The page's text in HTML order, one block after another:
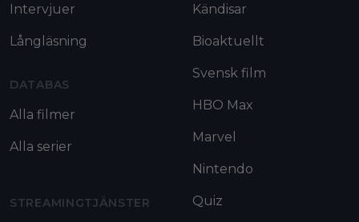
Intervjuer
Långläsning
DATABAS
Alla filmer
Alla serier
STREAMINGTJÄNSTER
Kändisar
Bioaktuellt
Svensk film
HBO Max
Marvel
Nintendo
Quiz